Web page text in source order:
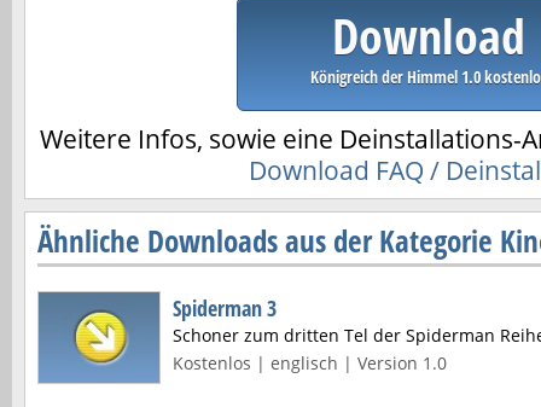
Download
Königreich der Himmel 1.0
Weitere Infos, sowie eine Deinstallations-
Download FAQ /
Ähnliche Downloads aus der Kategorie
Spiderman 3
Schoner zum dritten Tel der Spiderman
Kostenlos | englisch | Version 1.0